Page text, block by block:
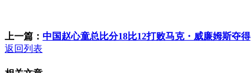
上一篇： 中国赵心童总比分18比12打败马克・威廉姆斯夺得
返回列表